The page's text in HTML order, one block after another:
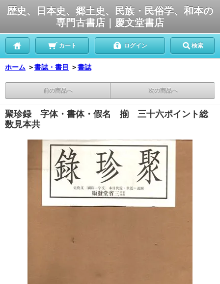
歴史、日本史、郷土史、民族・民俗学、和本の
専門古書店｜慶文堂書店
カート ログイン 検索
ホーム ＞書誌・書目 ＞書誌
前の商品へ 次の商品へ
聚珍録 字体・書体・假名 揃 三十六ポイント総
数見本共